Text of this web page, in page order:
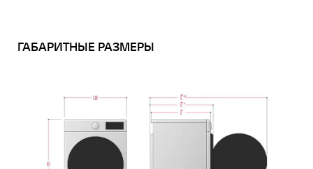
ГАБАРИТНЫЕ РАЗМЕРЫ